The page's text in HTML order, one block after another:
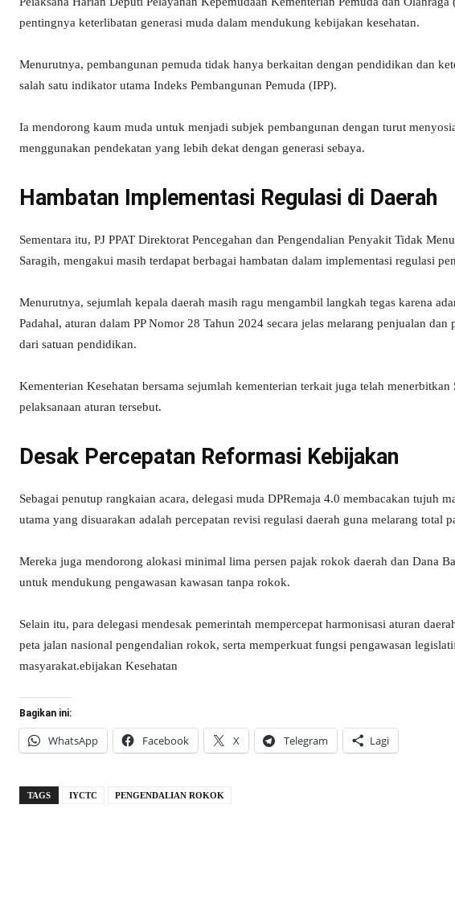
pentingnya keterlibatan generasi muda dalam mendukung kebijakan kesehatan.
Menurutnya, pembangunan pemuda tidak hanya berkaitan dengan pendidikan dan
salah satu indikator utama Indeks Pembangunan Pemuda (IPP).
Ia mendorong kaum muda untuk menjadi subjek pembangunan dengan turut
menggunakan pendekatan yang lebih dekat dengan generasi sebaya.
Hambatan Implementasi Regulasi di Daerah
Sementara itu, PJ PPAT Direktorat Pencegahan dan Pengendalian Penyakit Tidak
Saragih, mengakui masih terdapat berbagai hambatan dalam implementasi regulasi
Menurutnya, sejumlah kepala daerah masih ragu mengambil langkah tegas karena
Padahal, aturan dalam PP Nomor 28 Tahun 2024 secara jelas melarang penjualan
dari satuan pendidikan.
Kementerian Kesehatan bersama sejumlah kementerian terkait juga telah
pelaksanaan aturan tersebut.
Desak Percepatan Reformasi Kebijakan
Sebagai penutup rangkaian acara, delegasi muda DPRemaja 4.0 membacakan tujuh
utama yang disuarakan adalah percepatan revisi regulasi daerah guna melarang total
Mereka juga mendorong alokasi minimal lima persen pajak rokok daerah dan Dana
untuk mendukung pengawasan kawasan tanpa rokok.
Selain itu, para delegasi mendesak pemerintah mempercepat harmonisasi aturan
peta jalan nasional pengendalian rokok, serta memperkuat fungsi pengawasan
masyarakat.ebijakan Kesehatan
Bagikan ini:
WhatsApp Facebook X Telegram Lagi
TAGS IYCTC PENGENDALIAN ROKOK